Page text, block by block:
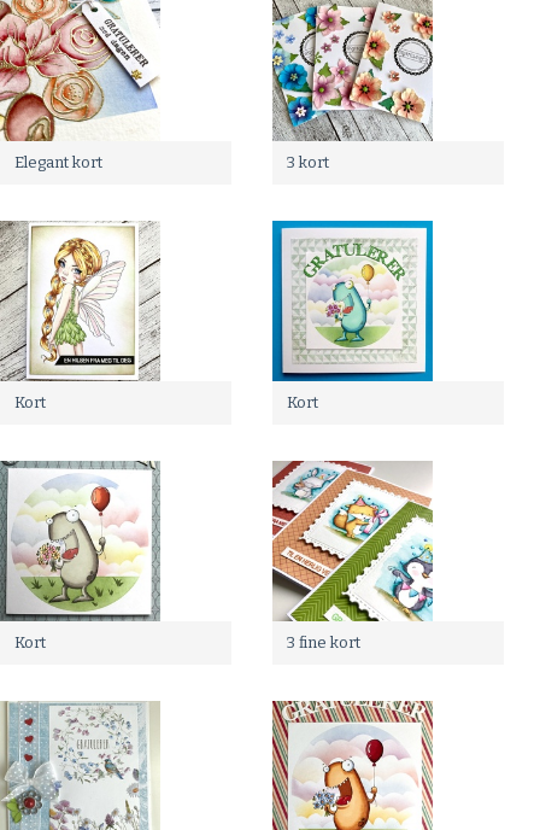
Elegant kort 3 kort
Kort Kort
Kort 3 fine kort